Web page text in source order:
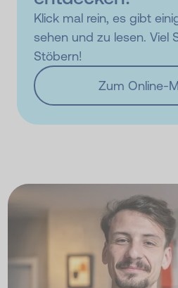
Klick mal rein, es gibt
sehen und zu lesen. Viel
Stöbern!
Zum Online-